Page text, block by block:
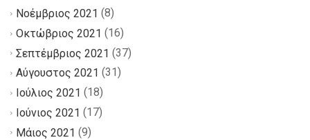
Νοέμβριος 2021 (8)
Οκτώβριος 2021 (16)
Σεπτέμβριος 2021 (37)
Αύγουστος 2021 (31)
Ιούλιος 2021 (18)
Ιούνιος 2021 (17)
Μάιος 2021 (9)